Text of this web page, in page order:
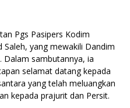
Pgs Pasipers Kodim
yang mewakili Dandim
Dalam sambutannya, ia
selamat datang kepada
yang telah meluangkan
kepada prajurit dan Persit.